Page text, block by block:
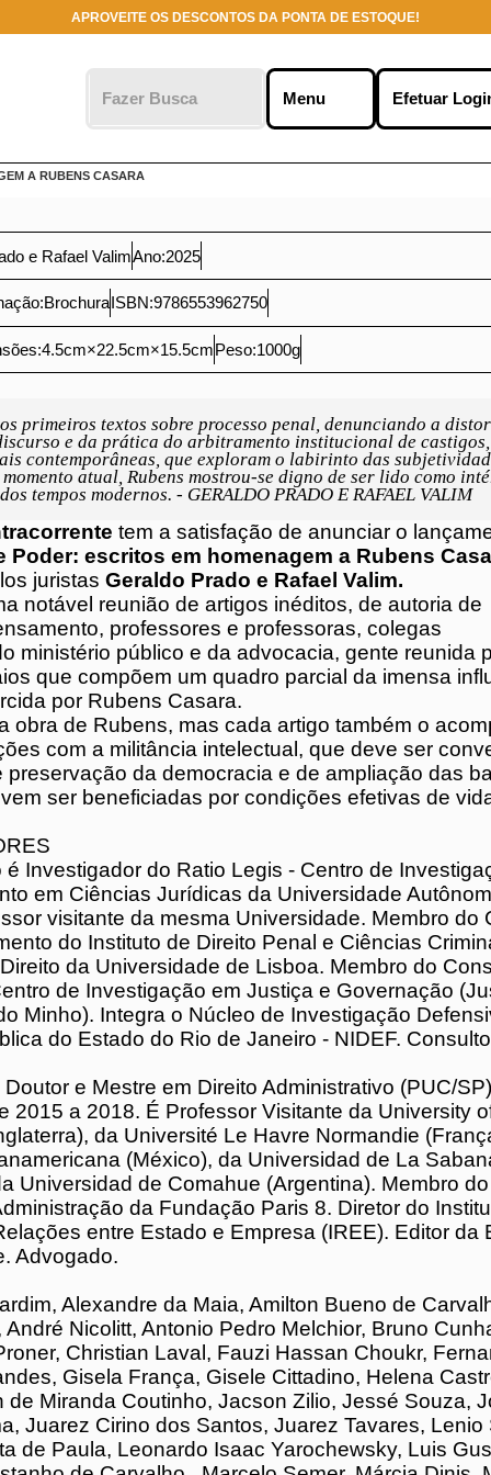
clicar em
APROVEITE OS DESCONTOS DA PONTA DE ESTOQUE!
A RUBENS CASARA
e Rafael ValimAno:
BrochuraISBN:9786553962750
4.5cm×22.5cm×15.5cmPeso:1000
primeiros textos sobre processo penal, denunciando a
e da prática do arbitramento institucional de
contemporâneas, que exploram o labirinto das
atual, Rubens mostrou-se digno de ser lido como
tempos modernos. - GERALDO PRADO E RAFAEL VALIM
tem a satisfação de anunciar o
obra “Direito e Poder: escritos em
, organizada pelos juristasGeraldo Prado e
notável reunião de artigos inéditos, de
pensamento, professores e professoras,
do ministério público e da advocacia, gente
que compõem um quadro parcial da
intelectual exercida por Rubens Casara.
a obra de Rubens, mas cada artigo também
preocupações com a militância
em práticas de preservação da
efetivas de vida digna.
é Investigador do Ratio Legis - Centro de
Desenvolvimento em Ciências Jurídicas da
Autônoma de Lisboa e Professor visitante da
Membro do Comitê de
Direito Penal e Ciências Criminais da
de Lisboa. Membro do
de Investigação em Justiça e
da Defensoria Pública do Estado
Consultor Jurídico.
Doutor e Mestre em Direito Administrativo
foi professor de 2015 a 2018. É Professor
Manchester (Inglaterra), da Université Le
da Universidad Panamericana
La Sabana (Colômbia) e da Universidad de
Membro do Conselho de
Estado e Empresa (IREE). Editor da Editora
Advogado.
Alexandre da Maia, Amilton Bueno de
Cláudia Pinho, André Nicolitt, Antonio Pedro
Cunha Souza, Carol Proner, Christian
Fernando Augusto Fernandes, Gisela